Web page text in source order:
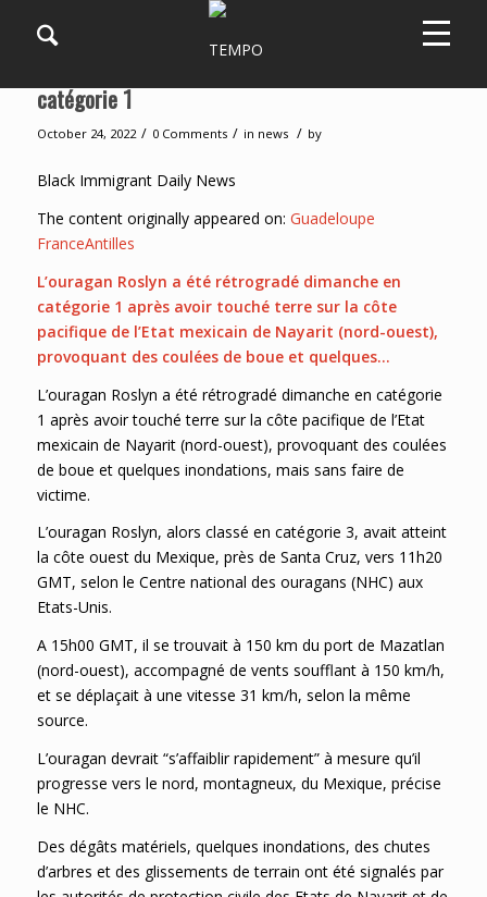
catégorie 1
October 24, 2022 / 0 Comments / in news / by
Black Immigrant Daily News
The content originally appeared on: Guadeloupe
FranceAntilles
L’ouragan Roslyn a été rétrogradé dimanche en
catégorie 1 après avoir touché terre sur la côte
pacifique de l’Etat mexicain de Nayarit (nord-ouest),
provoquant des coulées de boue et quelques…
L’ouragan Roslyn a été rétrogradé dimanche en catégorie
1 après avoir touché terre sur la côte pacifique de l’Etat
mexicain de Nayarit (nord-ouest), provoquant des coulées
de boue et quelques inondations, mais sans faire de
victime.
L’ouragan Roslyn, alors classé en catégorie 3, avait atteint
la côte ouest du Mexique, près de Santa Cruz, vers 11h20
GMT, selon le Centre national des ouragans (NHC) aux
Etats-Unis.
A 15h00 GMT, il se trouvait à 150 km du port de Mazatlan
(nord-ouest), accompagné de vents soufflant à 150 km/h,
et se déplaçait à une vitesse 31 km/h, selon la même
source.
L’ouragan devrait “s’affaiblir rapidement” à mesure qu’il
progresse vers le nord, montagneux, du Mexique, précise
le NHC.
Des dégâts matériels, quelques inondations, des chutes
d’arbres et des glissements de terrain ont été signalés par